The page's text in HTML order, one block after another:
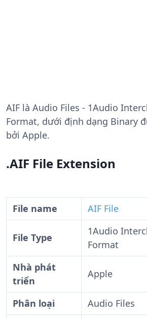
AIF là Audio Files - 1Audio
Format, dưới định dạng Binary
bởi Apple.
.AIF File Extension
File name AIF File
File Type
1Audio
Format
Nhà phát
triển
Apple
Phân loại
Audio Files